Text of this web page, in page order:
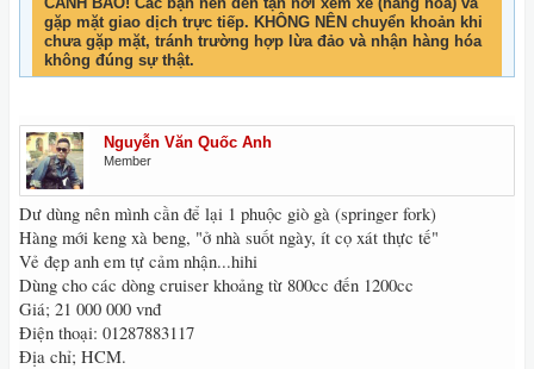
gặp mặt giao dịch trực tiếp. KHÔNG NÊN chuyển khoản khi
chưa gặp mặt, tránh trường hợp lừa đảo và nhận hàng hóa
không đúng sự thật.
Nguyễn Văn Quốc Anh
Member
Dư dùng nên mình cần để lại 1 phuộc giò gà (springer fork)
Hàng mới keng xà beng, "ở nhà suốt ngày, ít cọ xát thực tế"
Vẻ đẹp anh em tự cảm nhận...hihi
Dùng cho các dòng cruiser khoảng từ 800cc đến 1200cc
Giá; 21 000 000 vnđ
Điện thoại: 01287883117
Địa chỉ; HCM.